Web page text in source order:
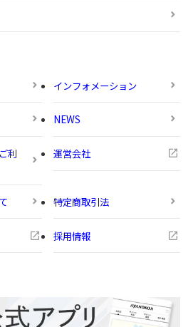
インフォメーション
NEWS
利
運営会社
特定商取引法
採用情報